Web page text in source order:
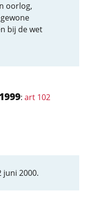
oorlog,
bij de wet
1999: art 102
juni 2000.